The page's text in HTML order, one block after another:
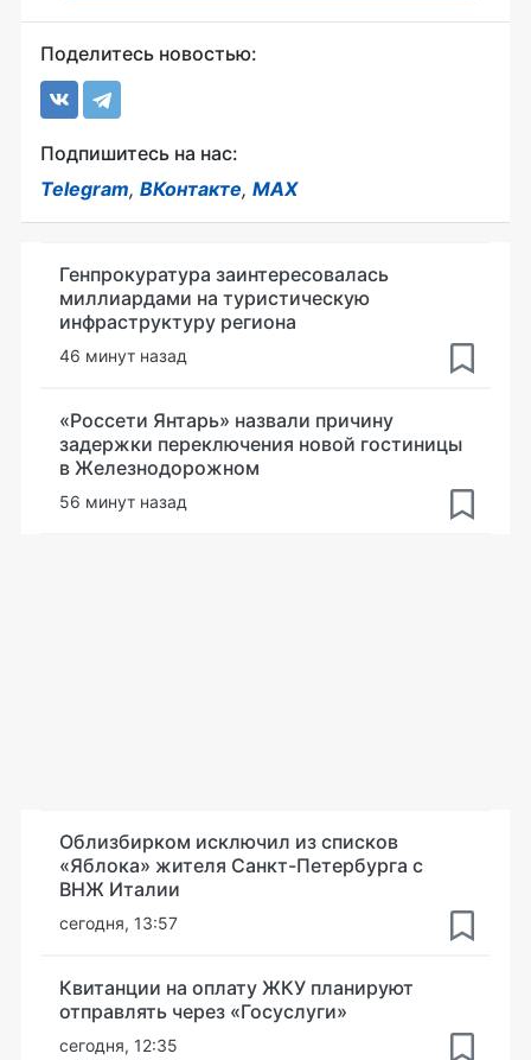
Поделитесь новостью:
Подпишитесь на нас:
Telegram, ВКонтакте, MAX
Генпрокуратура заинтересовалась
миллиардами на туристическую
инфраструктуру региона
46 минут назад
«Россети Янтарь» назвали причину
задержки переключения новой гостиницы
в Железнодорожном
56 минут назад
Облизбирком исключил из списков
«Яблока» жителя Санкт-Петербурга с
ВНЖ Италии
сегодня, 13:57
Квитанции на оплату ЖКУ планируют
отправлять через «Госуслуги»
сегодня, 12:35